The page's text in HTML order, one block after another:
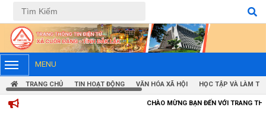
Tiếng Việt Tiếng Anh
MENU
TRANG CHỦ TIN HOẠT ĐỘNG VĂN HÓA XÃ HỘI HỌC TẬP VÀ LÀM
CHÀO MỪNG BẠN ĐẾN VỚI TRANG THÔNG TIN ĐIỆN TỬ